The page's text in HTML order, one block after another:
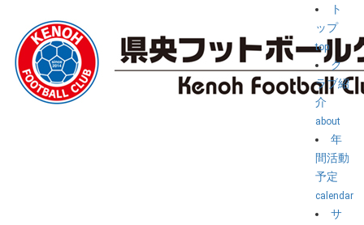
ト
ップ
top
ク
ラブ紹
介
about
年
間活動
予定
calendar
サ